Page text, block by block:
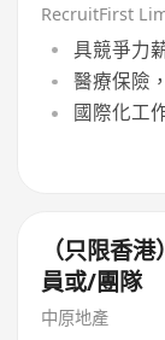
RecruitFirst
具競爭力
醫療保險
國際化工
（只限香
員或/團隊
中原地產